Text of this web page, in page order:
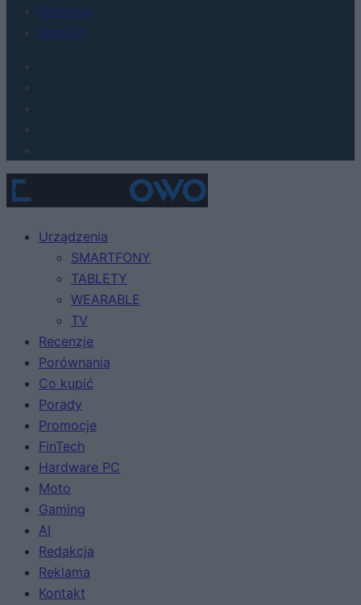
Reklama
Kontakt
Urządzenia
SMARTFONY
TABLETY
WEARABLE
TV
Recenzje
Porównania
Co kupić
Porady
Promocje
FinTech
Hardware PC
Moto
Gaming
AI
Redakcja
Reklama
Kontakt